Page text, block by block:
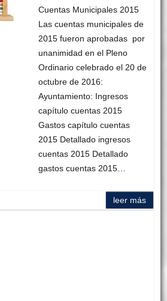
Cuentas Municipales 2015
Las cuentas municipales de
2015 fueron aprobadas por
unanimidad en el Pleno
Ordinario celebrado el 20 de
octubre de 2016:
Ayuntamiento: Ingresos
capítulo cuentas 2015
Gastos capítulo cuentas
2015 Detallado ingresos
cuentas 2015 Detallado
gastos cuentas 2015…
leer más